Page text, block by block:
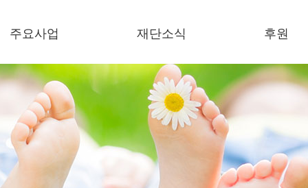
주요사업
복지기관 운영
보육기관 운영
한결장학금
잔치한마당
미세먼지저감 지원사업
재단소식
소식란
언론보도
이사회의록 공개
한결스토리
후원
후원하기